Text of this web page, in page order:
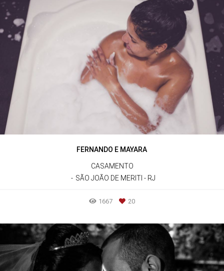
FERNANDO E MAYARA
CASAMENTO
SÃO JOÃO DE MERITI - RJ
1667 20